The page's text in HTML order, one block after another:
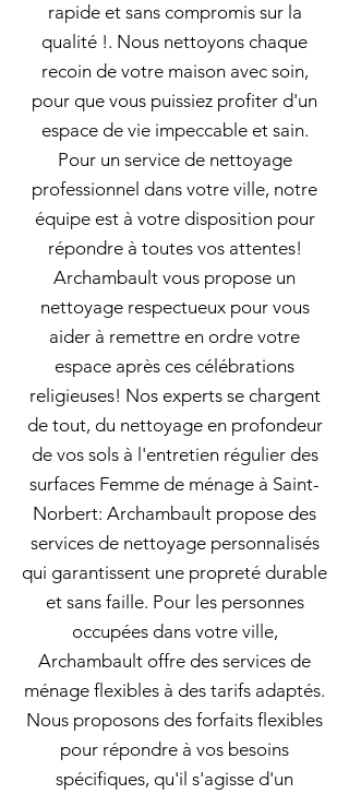
rapide et sans compromis sur la
qualité !. Nous nettoyons chaque
recoin de votre maison avec soin,
pour que vous puissiez profiter d'un
espace de vie impeccable et sain.
Pour un service de nettoyage
professionnel dans votre ville, notre
équipe est à votre disposition pour
répondre à toutes vos attentes!
Archambault vous propose un
nettoyage respectueux pour vous
aider à remettre en ordre votre
espace après ces célébrations
religieuses! Nos experts se chargent
de tout, du nettoyage en profondeur
de vos sols à l'entretien régulier des
surfaces Femme de ménage à Saint-
Norbert: Archambault propose des
services de nettoyage personnalisés
qui garantissent une propreté durable
et sans faille. Pour les personnes
occupées dans votre ville,
Archambault offre des services de
ménage flexibles à des tarifs adaptés.
Nous proposons des forfaits flexibles
pour répondre à vos besoins
spécifiques, qu'il s'agisse d'un